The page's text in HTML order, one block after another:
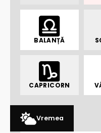
BALANȚĂ
CAPRICORN
Vremea